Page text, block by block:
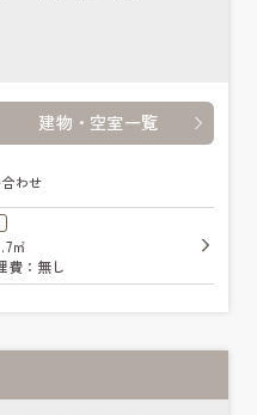
建物・空室一覧
わせ
㎡
費：無し